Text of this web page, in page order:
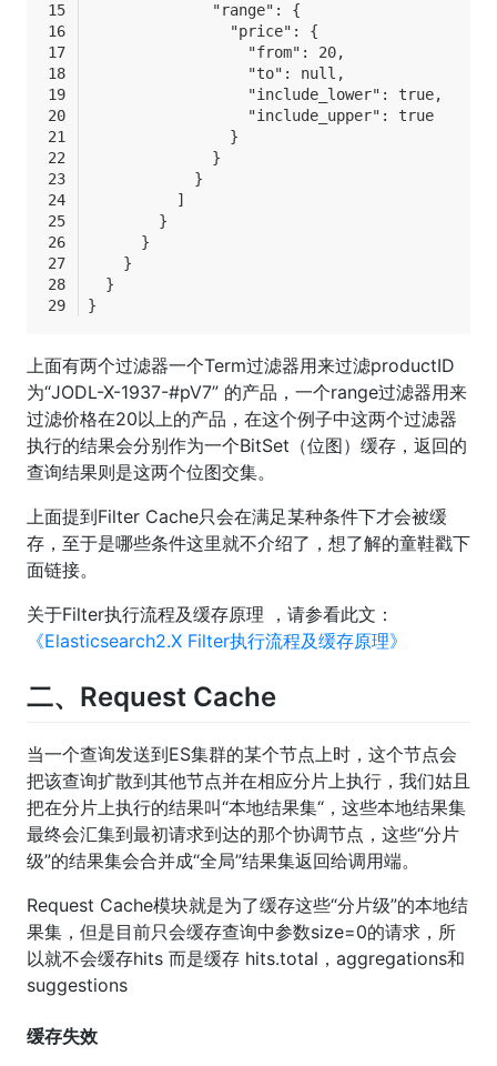
              "range": {
                "price": {
                  "from": 20,
                  "to": null,
                  "include_lower": true,
                  "include_upper": true
                }
              }
            }
          ]
        }
      }
    }
  }
}
上面有两个过滤器一个Term过滤器用来过滤productID
为“JODL-X-1937-#pV7” 的产品，一个range过滤器用来
过滤价格在20以上的产品，在这个例子中这两个过滤器
执行的结果会分别作为一个BitSet（位图）缓存，返回的
查询结果则是这两个位图交集。
上面提到Filter Cache只会在满足某种条件下才会被缓
存，至于是哪些条件这里就不介绍了，想了解的童鞋戳下
面链接。
关于Filter执行流程及缓存原理 ，请参看此文：
《Elasticsearch2.X Filter执行流程及缓存原理》
二、Request Cache
当一个查询发送到ES集群的某个节点上时，这个节点会
把该查询扩散到其他节点并在相应分片上执行，我们姑且
把在分片上执行的结果叫“本地结果集“，这些本地结果集
最终会汇集到最初请求到达的那个协调节点，这些“分片
级”的结果集会合并成“全局”结果集返回给调用端。
Request Cache模块就是为了缓存这些“分片级”的本地结
果集，但是目前只会缓存查询中参数size=0的请求，所
以就不会缓存hits 而是缓存 hits.total，aggregations和
suggestions
缓存失效